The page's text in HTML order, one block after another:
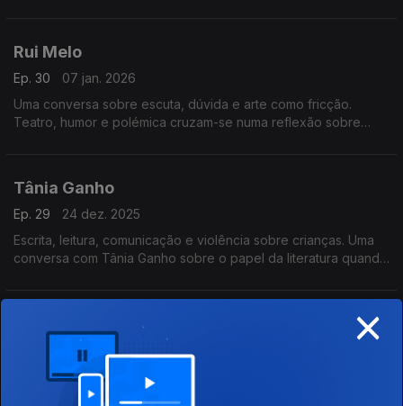
Rui Melo
Ep. 30
07 jan. 2026
Uma conversa sobre escuta, dúvida e arte como fricção.
Teatro, humor e polémica cruzam-se numa reflexão sobre
Tânia Ganho
Ep. 29
24 dez. 2025
Escrita, leitura, comunicação e violência sobre crianças. Uma
conversa com Tânia Ganho sobre o papel da literatura quando
17 dez. 2025
Uma conversa sobre presença, comunicação, vulnerabilidade
e verdade. Do palco à vida pública, reflete-se sobre escuta,
×